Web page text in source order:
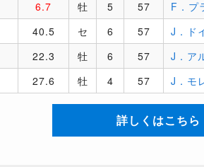
6.7 牡 5 57 F．プ
40.5 セ 6 57 J．ド
22.3 牡 6 57 J．ア
27.6 牡 4 57 J．モ
詳しくはこちら